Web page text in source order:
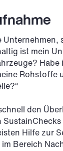
ist mein
den
Hilfe zur
Bereich